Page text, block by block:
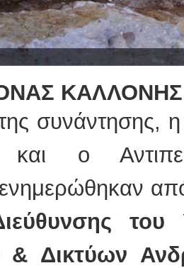
ΚΑΛΛΟΝΗΣ
συνάντησης,
και ο
Δικτύων